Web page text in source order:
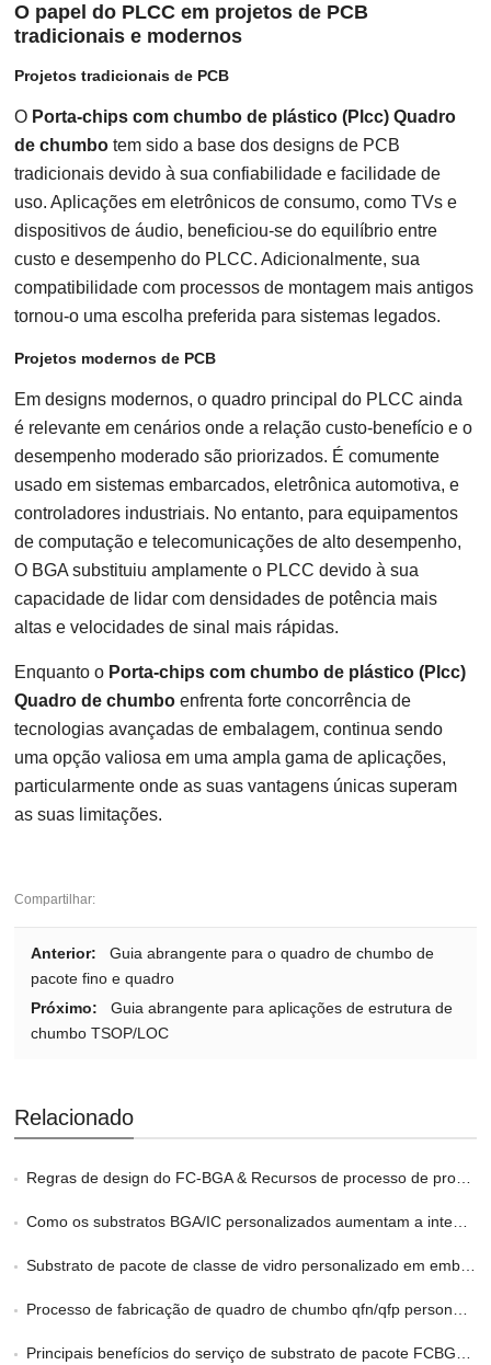
O papel do PLCC em projetos de PCB
tradicionais e modernos
Projetos tradicionais de PCB
O Porta-chips com chumbo de plástico (Plcc) Quadro
de chumbo tem sido a base dos designs de PCB
tradicionais devido à sua confiabilidade e facilidade de
uso. Aplicações em eletrônicos de consumo, como TVs e
dispositivos de áudio, beneficiou-se do equilíbrio entre
custo e desempenho do PLCC. Adicionalmente, sua
compatibilidade com processos de montagem mais antigos
tornou-o uma escolha preferida para sistemas legados.
Projetos modernos de PCB
Em designs modernos, o quadro principal do PLCC ainda
é relevante em cenários onde a relação custo-benefício e o
desempenho moderado são priorizados. É comumente
usado em sistemas embarcados, eletrônica automotiva, e
controladores industriais. No entanto, para equipamentos
de computação e telecomunicações de alto desempenho,
O BGA substituiu amplamente o PLCC devido à sua
capacidade de lidar com densidades de potência mais
altas e velocidades de sinal mais rápidas.
Enquanto o Porta-chips com chumbo de plástico (Plcc)
Quadro de chumbo enfrenta forte concorrência de
tecnologias avançadas de embalagem, continua sendo
uma opção valiosa em uma ampla gama de aplicações,
particularmente onde as suas vantagens únicas superam
as suas limitações.
Compartilhar:
Anterior:
Guia abrangente para o quadro de chumbo de
pacote fino e quadro
Próximo:
Guia abrangente para aplicações de estrutura de
chumbo TSOP/LOC
Relacionado
Regras de design do FC-BGA & Recursos de processo de produção
Como os substratos BGA/IC personalizados aumentam a integridade do sinal
Substrato de pacote de classe de vidro personalizado em embalagens 2.5D e 3D
Processo de fabricação de quadro de chumbo qfn/qfp personalizado
Principais benefícios do serviço de substrato de pacote FCBGA personalizado no HPC